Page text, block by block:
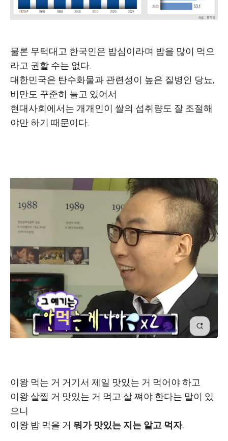
물론 무턱대고 한국인은 밥심이라며 밥을 많이 먹으
라고 권할 수는 없다.
대한민국은 탄수화물과 관련성이 높은 질병인 당뇨,
비만도 꾸준히 늘고 있어서
현대사회에서는 개개인이 쌀의 섭취량도 잘 조절해
야만 하기 때문이다.
이왕 먹는 거 거기서 제일 맛있는 거 먹어야 하고
이왕 살찔 거 맛있는 거 먹고 살 쪄야 한다는 말이 있
으니
이왕 밥 먹을 거 뭐가 맛있는 지는 알고 먹자.